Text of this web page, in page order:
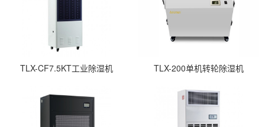
TLX-CF7.5KT工业除湿机 TLX-200单机转轮除湿机